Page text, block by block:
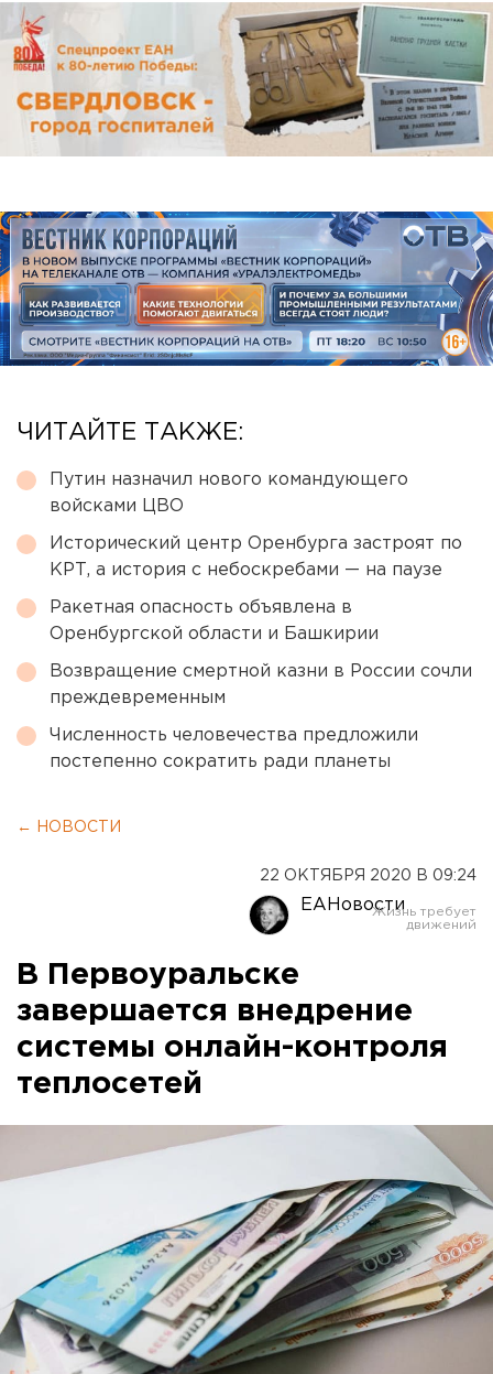
ЧИТАЙТЕ ТАКЖЕ:
Путин назначил нового командующего
войсками ЦВО
Исторический центр Оренбурга застроят по
КРТ, а история с небоскребами — на паузе
Ракетная опасность объявлена в
Оренбургской области и Башкирии
Возвращение смертной казни в России сочли
преждевременным
Численность человечества предложили
постепенно сократить ради планеты
← НОВОСТИ
22 ОКТЯБРЯ 2020 В 09:24
ЕАНовости
В Первоуральске
завершается внедрение
системы онлайн-контроля
теплосетей